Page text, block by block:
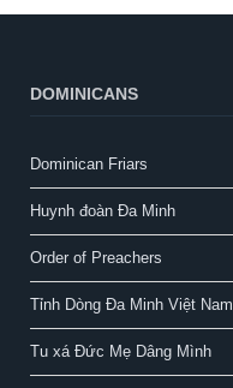
DOMINICANS
Dominican Friars
Huynh đoàn Đa Minh
Order of Preachers
Tỉnh Dòng Đa Minh Việt Nam
Tu xá Đức Mẹ Dâng Mình